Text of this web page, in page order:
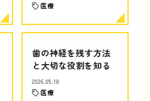
医療
歯の神経を残す方法
と大切な役割を知る
2026.05.18
医療